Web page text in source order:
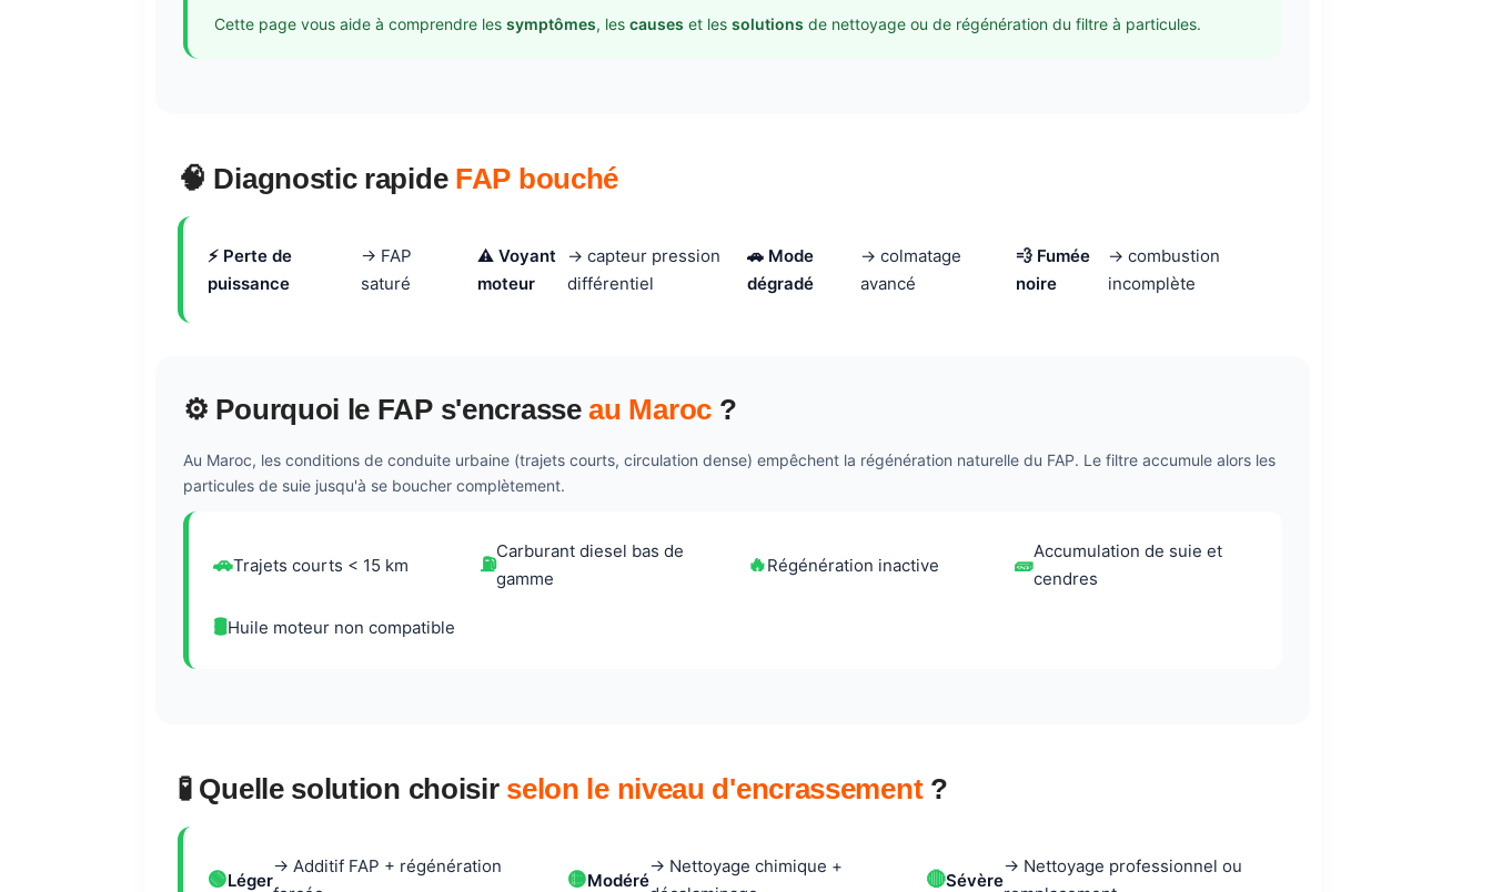
Cette page vous aide à comprendre les symptômes, les causes et les solutions de nettoyage ou de régénération du filtre à particules.
🧠 Diagnostic rapide FAP bouché
⚡ Perte de
puissance
→ FAP
saturé
⚠️ Voyant
moteur
→ capteur pression
différentiel
🚗 Mode
dégradé
→ colmatage
avancé
💨 Fumée
noire
→ combustion
incomplète
⚙️ Pourquoi le FAP s'encrasseau Maroc?
Au Maroc, les conditions de conduite urbaine (trajets courts, circulation dense) empêchent la régénération naturelle du FAP. Le filtre accumule alors les
particules de suie jusqu'à se boucher complètement.
🚗Trajets courts < 15 km ⛽
Carburant diesel bas de
gamme
🔥Régénération inactive 🧱
Accumulation de suie et
cendres
🛢️Huile moteur non compatible
🧪 Quelle solution choisir selon le niveau d'encrassement?
🟢Léger
→ Additif FAP + régénération
🟡Modéré
→ Nettoyage chimique +
🔴Sévère
→ Nettoyage professionnel ou